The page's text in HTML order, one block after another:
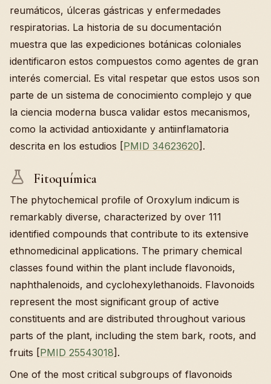
reumáticos, úlceras gástricas y enfermedades
respiratorias. La historia de su documentación
muestra que las expediciones botánicas coloniales
identificaron estos compuestos como agentes de gran
interés comercial. Es vital respetar que estos usos son
parte de un sistema de conocimiento complejo y que
la ciencia moderna busca validar estos mecanismos,
como la actividad antioxidante y antiinflamatoria
descrita en los estudios [PMID 34623620].
Fitoquímica
The phytochemical profile of Oroxylum indicum is
remarkably diverse, characterized by over 111
identified compounds that contribute to its extensive
ethnomedicinal applications. The primary chemical
classes found within the plant include flavonoids,
naphthalenoids, and cyclohexylethanoids. Flavonoids
represent the most significant group of active
constituents and are distributed throughout various
parts of the plant, including the stem bark, roots, and
fruits [PMID 25543018].
One of the most critical subgroups of flavonoids